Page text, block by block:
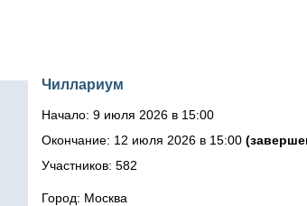
Чиллариум
Начало: 9 июля 2026 в 15:00
Окончание: 12 июля 2026 в 15:00
Участников: 582
Город: Москва